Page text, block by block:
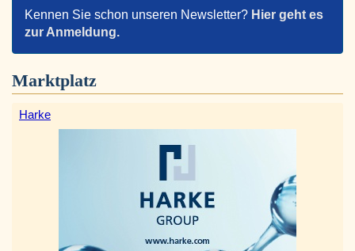
Kennen Sie schon unseren Newsletter? Hier geht es
zur Anmeldung.
Marktplatz
Harke